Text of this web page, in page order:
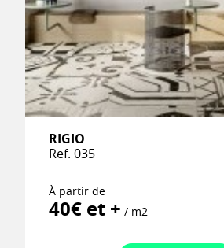
RIGIO
Ref. 035
À partir de
40€ et + / m2